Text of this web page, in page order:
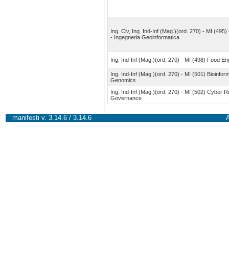
Ing. Civ, Ing. Ind-Inf (Mag.)(ord. 270) - MI
- Ingegneria Geoinformatica
Ing. Ind-Inf (Mag.)(ord. 270) - MI (498) Food
Ing. Ind-Inf (Mag.)(ord. 270) - MI (501)
Genomics
Ing. Ind-Inf (Mag.)(ord. 270) - MI (502) Cyber
Governance
manifesti v. 3.14.6 / 3.14.6